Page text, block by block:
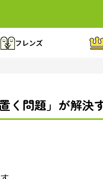
フレンズ
く問題」が解決